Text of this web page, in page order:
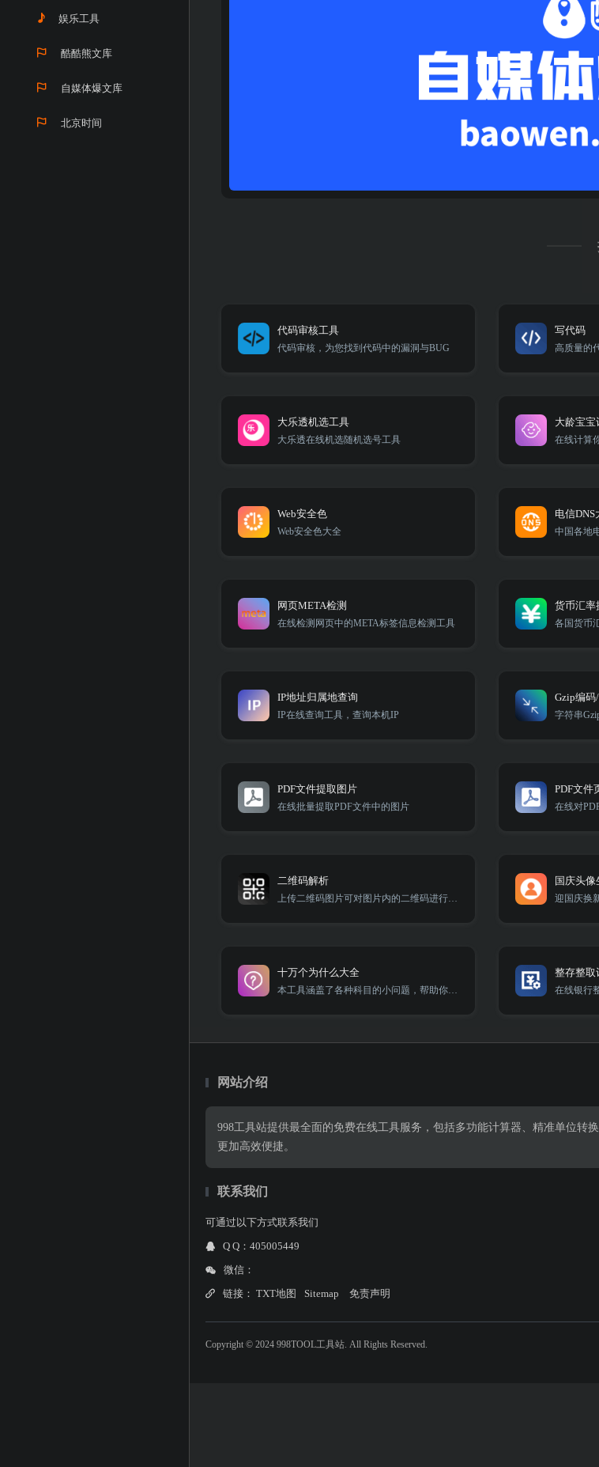
娱乐工具
酷酷熊文库
自媒体爆文库
北京时间
代码审核工具
代码审核，为您找到代码中的漏洞与BUG
写代码
高质量的
大乐透机选工具
大乐透在线机选随机选号工具
大龄宝宝
在线计算
Web安全色
Web安全色大全
电信DNS
中国各地
网页META检测
在线检测网页中的META标签信息检测工具
货币汇率
各国货币
IP地址归属地查询
IP在线查询工具，查询本机IP
Gzip编码
字符串
PDF文件提取图片
在线批量提取PDF文件中的图片
PDF文件
在线对
二维码解析
上传二维码图片可对图片内的二维码进行解析。
国庆头像
十万个为什么大全
本工具涵盖了各种科目的小问题，帮助你解答各种小知识。
整存整取
在线银行
网站介绍
998工具站提供最全面的免费在线工具服务，包括多功能计算器、精准单位
更加高效便捷。
联系我们
可通过以下方式联系我们
Q Q：405005449
微信：
链接： TXT地图 Sitemap 免责声明
Copyright © 2024 998TOOL工具站. All Rights Reserved.